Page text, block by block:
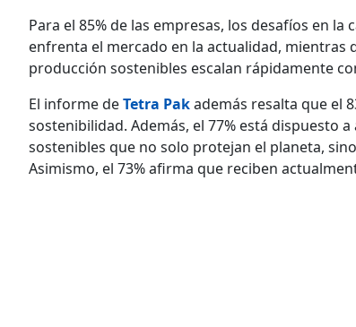
Para el 85% de las empresas, los desafíos en
enfrenta el mercado en la actualidad, mientras
producción sostenibles escalan rápidamente
El informe deTetra Pakademás resalta que el
sostenibilidad. Además, el 77% está dispuesto
sostenibles que no solo protejan el planeta,
Asimismo, el 73% afirma que reciben